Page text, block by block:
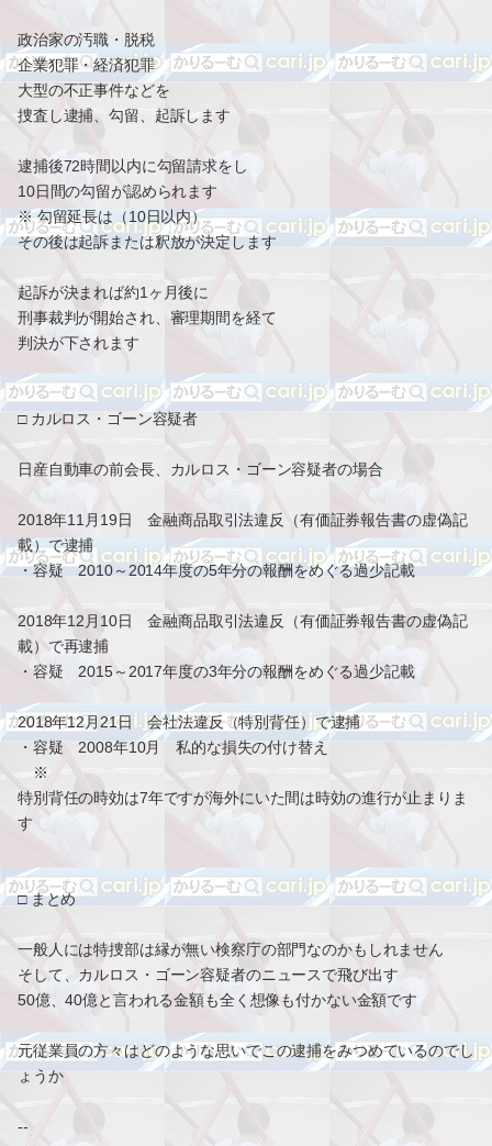
政治家の汚職・脱税
企業犯罪・経済犯罪
大型の不正事件などを
捜査し逮捕、勾留、起訴します
逮捕後72時間以内に勾留請求をし
10日間の勾留が認められます
※ 勾留延長は（10日以内）
その後は起訴または釈放が決定します
起訴が決まれば約1ヶ月後に
刑事裁判が開始され、審理期間を経て
判決が下されます
□ カルロス・ゴーン容疑者
日産自動車の前会長、カルロス・ゴーン容疑者の場合
2018年11月19日 金融商品取引法違反（有価証券報告書の虚偽記
載）で逮捕
・容疑 2010～2014年度の5年分の報酬をめぐる過少記載
2018年12月10日 金融商品取引法違反（有価証券報告書の虚偽記
載）で再逮捕
・容疑 2015～2017年度の3年分の報酬をめぐる過少記載
2018年12月21日 会社法違反（特別背任）で逮捕
・容疑 2008年10月 私的な損失の付け替え
※
特別背任の時効は7年ですが海外にいた間は時効の進行が止まりま
す
□ まとめ
一般人には特捜部は縁が無い検察庁の部門なのかもしれません
そして、カルロス・ゴーン容疑者のニュースで飛び出す
50億、40億と言われる金額も全く想像も付かない金額です
元従業員の方々はどのような思いでこの逮捕をみつめているのでし
ょうか
--